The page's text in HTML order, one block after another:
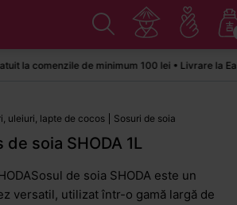
la comenzile de minimum 100 lei • Livrare la
uleiuri, lapte de cocos Sosuri de soia
de soia SHODA 1L
de soia SHODA este un
versatil, utilizat într-o gamă largă de